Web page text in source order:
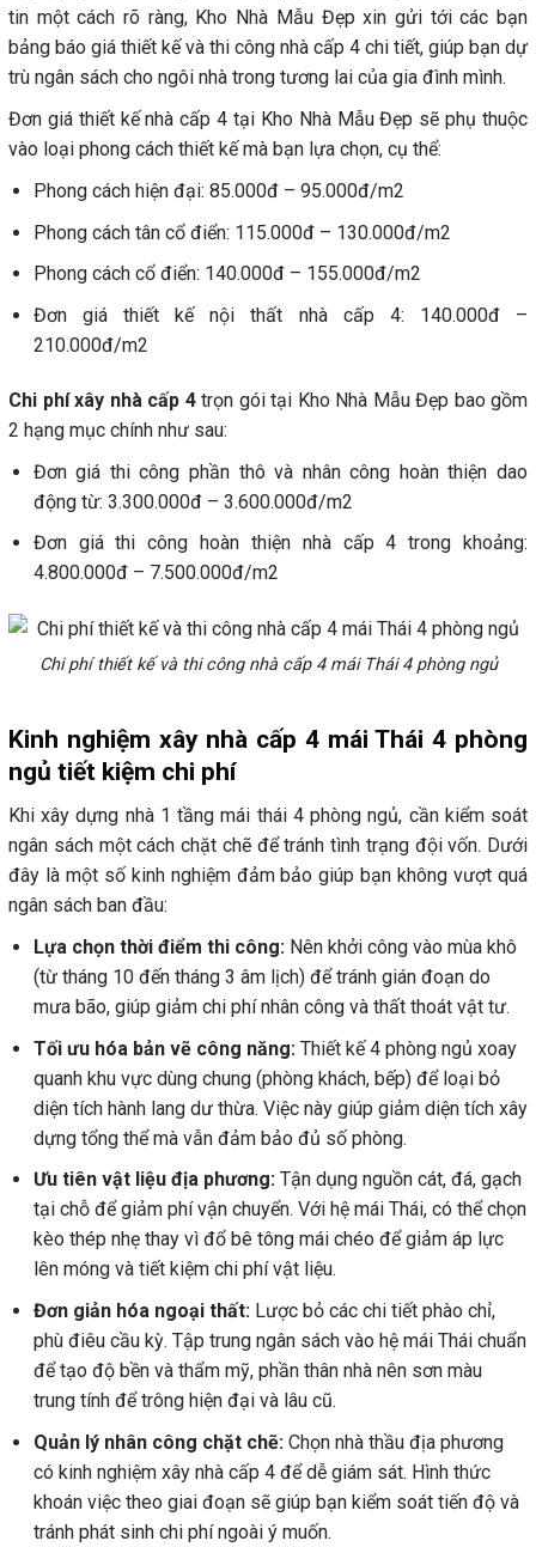
tin một cách rõ ràng, Kho Nhà Mẫu Đẹp xin gửi tới các bạn
bảng báo giá thiết kế và thi công nhà cấp 4 chi tiết, giúp bạn dự
trù ngân sách cho ngôi nhà trong tương lai của gia đình mình.
Đơn giá thiết kế nhà cấp 4 tại Kho Nhà Mẫu Đẹp sẽ phụ thuộc
vào loại phong cách thiết kế mà bạn lựa chọn, cụ thể:
Phong cách hiện đại: 85.000đ – 95.000đ/m2
Phong cách tân cổ điển: 115.000đ – 130.000đ/m2
Phong cách cổ điển: 140.000đ – 155.000đ/m2
Đơn giá thiết kế nội thất nhà cấp 4: 140.000đ –
210.000đ/m2
Chi phí xây nhà cấp 4 trọn gói tại Kho Nhà Mẫu Đẹp bao gồm
2 hạng mục chính như sau:
Đơn giá thi công phần thô và nhân công hoàn thiện dao
động từ: 3.300.000đ – 3.600.000đ/m2
Đơn giá thi công hoàn thiện nhà cấp 4 trong khoảng:
4.800.000đ – 7.500.000đ/m2
Chi phí thiết kế và thi công nhà cấp 4 mái Thái 4 phòng ngủ
Kinh nghiệm xây nhà cấp 4 mái Thái 4 phòng
ngủ tiết kiệm chi phí
Khi xây dựng nhà 1 tầng mái thái 4 phòng ngủ, cần kiểm soát
ngân sách một cách chặt chẽ để tránh tình trạng đội vốn. Dưới
đây là một số kinh nghiệm đảm bảo giúp bạn không vượt quá
ngân sách ban đầu:
Lựa chọn thời điểm thi công:Nên khởi công vào mùa khô
(từ tháng 10 đến tháng 3 âm lịch) để tránh gián đoạn do
mưa bão, giúp giảm chi phí nhân công và thất thoát vật tư.
Tối ưu hóa bản vẽ công năng:Thiết kế 4 phòng ngủ xoay
quanh khu vực dùng chung (phòng khách, bếp) để loại bỏ
diện tích hành lang dư thừa. Việc này giúp giảm diện tích xây
dựng tổng thể mà vẫn đảm bảo đủ số phòng.
Ưu tiên vật liệu địa phương:Tận dụng nguồn cát, đá, gạch
tại chỗ để giảm phí vận chuyển. Với hệ mái Thái, có thể chọn
kèo thép nhẹ thay vì đổ bê tông mái chéo để giảm áp lực
lên móng và tiết kiệm chi phí vật liệu.
Đơn giản hóa ngoại thất:Lược bỏ các chi tiết phào chỉ,
phù điêu cầu kỳ. Tập trung ngân sách vào hệ mái Thái chuẩn
để tạo độ bền và thẩm mỹ, phần thân nhà nên sơn màu
trung tính để trông hiện đại và lâu cũ.
Quản lý nhân công chặt chẽ:Chọn nhà thầu địa phương
có kinh nghiệm xây nhà cấp 4 để dễ giám sát. Hình thức
khoán việc theo giai đoạn sẽ giúp bạn kiểm soát tiến độ và
tránh phát sinh chi phí ngoài ý muốn.